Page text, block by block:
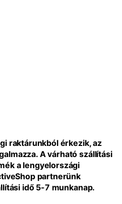
raktárunkból érkezik, az
A várható szállítási
a lengyelországi
partnerünk
idő 5-7 munkanap.